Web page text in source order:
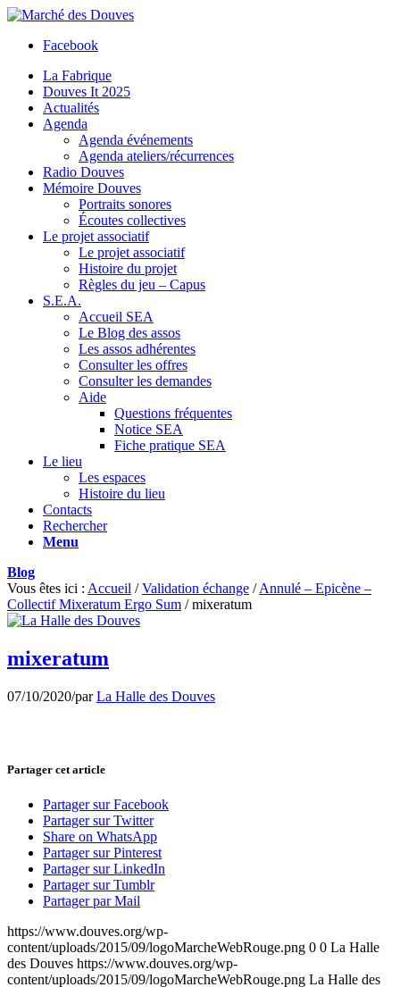
Facebook
La Fabrique
Douves It 2025
Actualités
Agenda
Agenda événements
Agenda ateliers/récurrences
Radio Douves
Mémoire Douves
Portraits sonores
Écoutes collectives
Le projet associatif
Le projet associatif
Histoire du projet
Règles du jeu – Capus
S.E.A.
Accueil SEA
Le Blog des assos
Les assos adhérentes
Consulter les offres
Consulter les demandes
Aide
Questions fréquentes
Notice SEA
Fiche pratique SEA
Le lieu
Les espaces
Histoire du lieu
Contacts
Rechercher
Menu
Blog
Vous êtes ici : Accueil / Validation échange / Annulé – Epicène –
Collectif Mixeratum Ergo Sum / mixeratum
mixeratum
07/10/2020/parLa Halle des Douves
Partager cet article
Partager sur Facebook
Partager sur Twitter
Share on WhatsApp
Partager sur Pinterest
Partager sur LinkedIn
Partager sur Tumblr
Partager par Mail
https://www.douves.org/wp-
content/uploads/2015/09/logoMarcheWebRouge.png 0 0 La Halle
des Douves https://www.douves.org/wp-
content/uploads/2015/09/logoMarcheWebRouge.png La Halle des